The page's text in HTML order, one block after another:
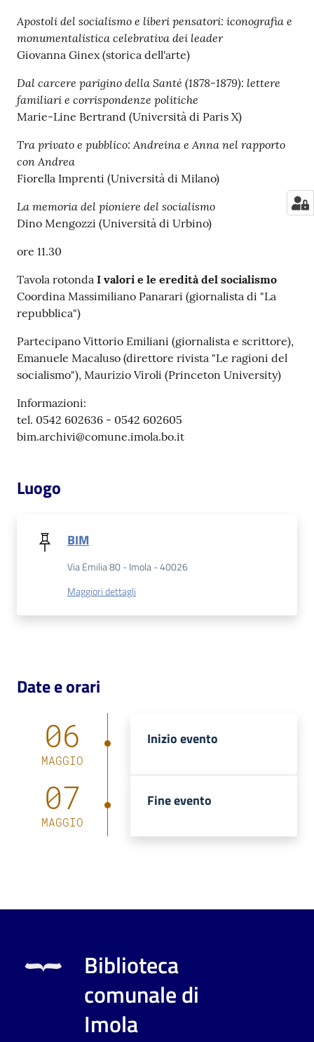
Apostoli del socialismo e liberi pensatori: iconografia e
monumentalistica celebrativa dei leader
Giovanna Ginex (storica dell'arte)
Dal carcere parigino della Santé (1878-1879): lettere
familiari e corrispondenze politiche
Marie-Line Bertrand (Università di Paris X)
Tra privato e pubblico: Andreina e Anna nel rapporto
con Andrea
Fiorella Imprenti (Università di Milano)
La memoria del pioniere del socialismo
Dino Mengozzi (Università di Urbino)
ore 11.30
Tavola rotonda I valori e le eredità del socialismo
Coordina Massimiliano Panarari (giornalista di "La
repubblica")
Partecipano Vittorio Emiliani (giornalista e scrittore),
Emanuele Macaluso (direttore rivista "Le ragioni del
socialismo"), Maurizio Viroli (Princeton University)
Informazioni:
tel. 0542 602636 - 0542 602605
bim.archivi@comune.imola.bo.it
Luogo
BIM
Via Emilia 80 - Imola - 40026
Maggiori dettagli
Date e orari
06
MAGGIO
Inizio evento
07
MAGGIO
Fine evento
Biblioteca
comunale di
Imola